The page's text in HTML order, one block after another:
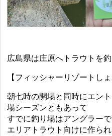
広島県は庄原へトラウトを
【フィッシャーリゾートしょ
朝七時の開場と同時にエン
場シーズンともあって
すでに釣り場はアングラー
エリアトラウト向けに作ら